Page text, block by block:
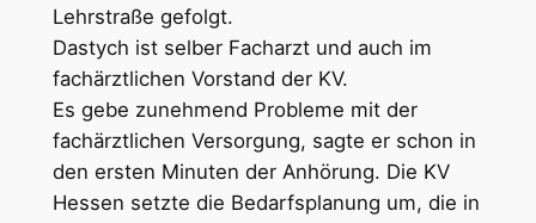
Lehrstraße gefolgt.
Dastych ist selber Facharzt und auch im
fachärztlichen Vorstand der KV.
Es gebe zunehmend Probleme mit der
fachärztlichen Versorgung, sagte er schon in
den ersten Minuten der Anhörung. Die KV
Hessen setzte die Bedarfsplanung um, die in